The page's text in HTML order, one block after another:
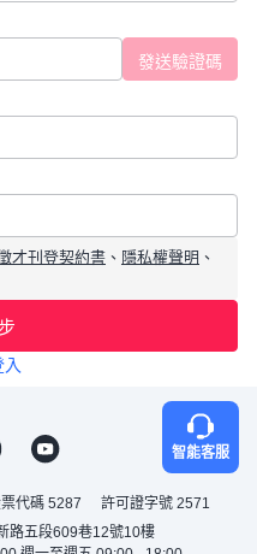
才刊登契約書 、 隱私權聲明 、
智能客服
代碼 5287
許可證字號 2571
路五段609巷12號10樓